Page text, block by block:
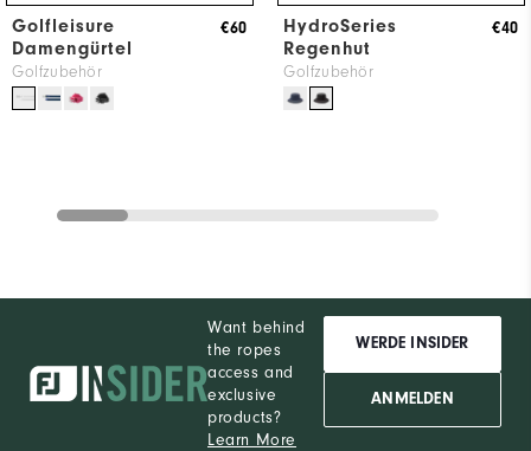
Golfleisure
Damengürtel
Golfzubehör
€60
HydroSeries
Regenhut
Golfzubehör
€40
Want behind
the ropes
access and
exclusive
products?
Learn More
WERDE INSIDER
ANMELDEN